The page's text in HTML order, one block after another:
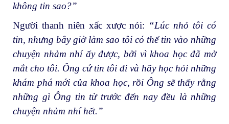
không tin sao?”
Người thanh niên xấc xược nói: “Lúc nhỏ tôi có
tin, nhưng bây giờlàm sao tôi có thểtin vào những
chuyện nhảm nhí ấyđược, bởi vì khoa họcđã mở
mắt cho tôi. Ông cứtin tôi đi và hãy học hỏi những
khám phá mới của khoa học, rồi Ông sẽthấy rằng
những gì Ông tin từtrước đến nay đều là những
chuyện nhảm nhí hết.”